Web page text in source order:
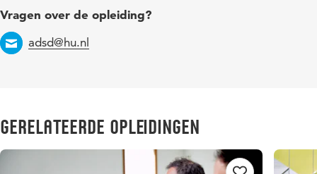
Vragen over de opleiding?
Email
adsd@hu.nl
Gerelateerde opleidingen